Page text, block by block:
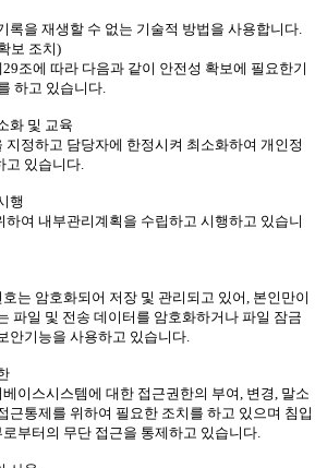
록을 재생할 수 없는 기술적 방법을 사용합니다.
보 조치)
조에 따라 다음과 같이 안전성 확보에 필요한기
하고 있습니다.
화 및 교육
정하고 담당자에 한정시켜 최소화하여 개인정
고 있습니다.
행
여 내부관리계획을 수립하고 시행하고 있습니
는 암호화되어 저장 및 관리되고 있어, 본인만이
파일 및 전송 데이터를 암호화하거나 파일 잠금
안기능을 사용하고 있습니다.
이스시스템에 대한 접근권한의 부여, 변경, 말소
근통제를 위하여 필요한 조치를 하고 있으며 침입
부터의 무단 접근을 통제하고 있습니다.